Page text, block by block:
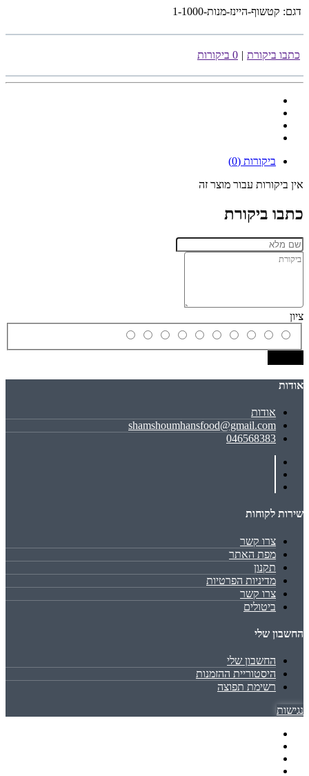
דגם: קטשוף-היינז-מנות-1-1000
כתבו ביקורת | 0 ביקורות
ביקורות (0)
אין ביקורות עבור מוצר זה
כתבו ביקורת
ציון
אודות
אודות
shamshoumhansfood@gmail.com
046568383
שירות לקוחות
צרו קשר
מפת האתר
תקנון
מדיניות הפרטיות
צרו קשר
ביטולים
החשבון שלי
החשבון שלי
היסטוריית ההזמנות
רשימת תפוצה
נגישות